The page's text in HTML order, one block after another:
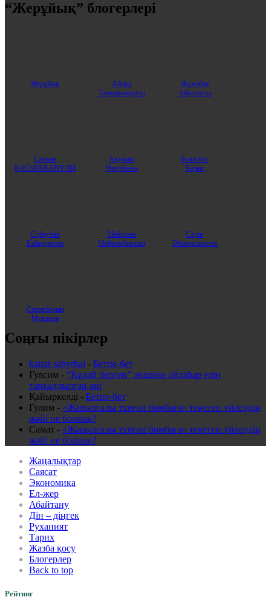
“Жерұйық” блогерлері
Жерұйық
Айнұр
Таңжарыққызы
Жұмабек
Айқынұлы
Сәтжан
ҚАСЫМЖАНҰЛЫ
Аяулым
Өмірбаева
Болатбек
Барыс
Сүйеубай
Байқадиұлы
Мейірхан
Мейрамбекұлы
Серік
Әбілқасымұлы
Серикбосын
Муканов
Соңғы пікірлер
kairat-sabyrbai - Бетпе-бет
Гулсим - “Құдай берген” әншінің айдаһар елін
таңқалдырған әні
Қайыркелді - Бетпе-бет
Гулим - «Жарылғалы тұрған бомбаға» теңеген үйлердің
жәйі не болмақ?
Самат - «Жарылғалы тұрған бомбаға» теңеген үйлердің
жәйі не болмақ?
Жаңалықтар
Саясат
Экономика
Ел-жер
Абайтану
Дін – діңгек
Руханият
Тарих
Жазба қосу
Блогерлер
Back to top
Рейтинг